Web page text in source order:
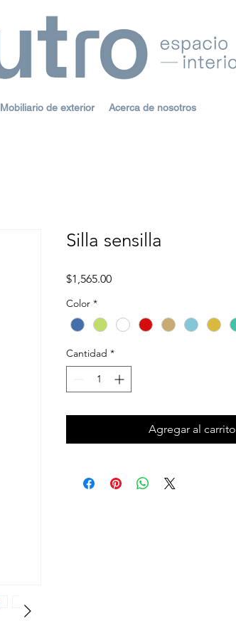
Mobiliario de exterior Acerca de nosotros
Silla sensilla
$1,565.00Precio
Color *
Cantidad *
Agregar al carrito